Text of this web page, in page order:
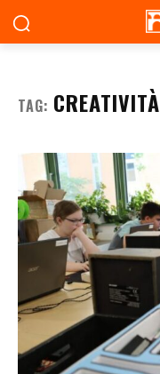
TAG: CREATIVITÀ